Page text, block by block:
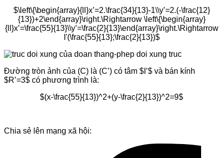
$\left\{\begin{array}{ll}x’=2.\frac{34}{13}-1\\y’=2.(-\frac{12}
{13})+2\end{array}\right.\Rightarrow \left\{\begin{array}
{ll}x’=\frac{55}{13}\\y’=\frac{2}{13}\end{array}\right.\Rightarrow
I'(\frac{55}{13};\frac{2}{13})$
Đường tròn ảnh của (C) là (C’) có tâm $I’$ và bán kính
$R’=3$ có phương trình là:
$(x-\frac{55}{13})^2+(y-\frac{2}{13})^2=9$
Chia sẻ lên mạng xã hội: